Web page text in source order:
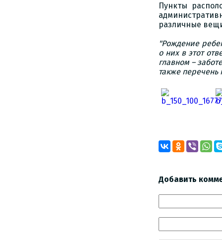
Пункты
различные
"Рождение
о них в этот
главном –
также перечень
Добавить